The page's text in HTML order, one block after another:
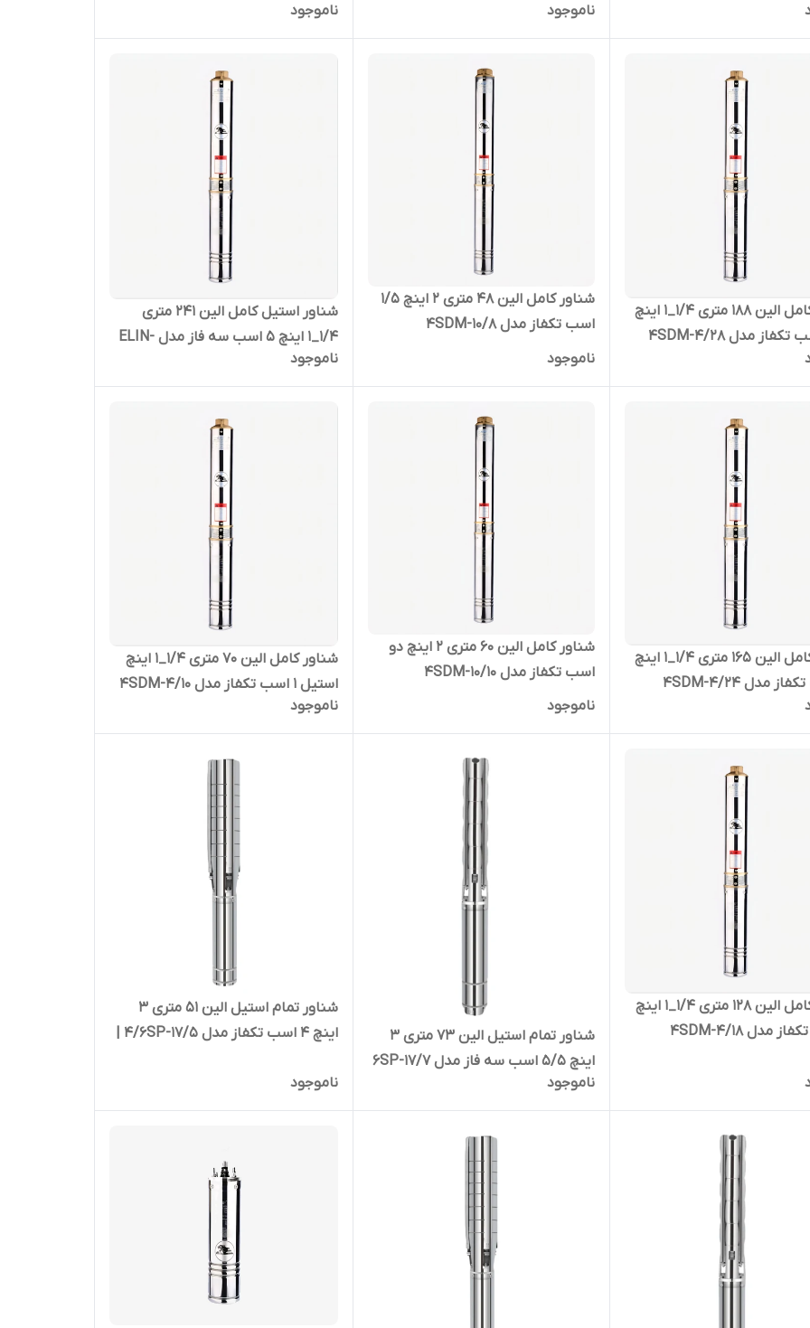
ناموجود
4SD-10/27
ناموجود
شناور کامل الین 188 متری 1/4_1 اینچ
شناور کامل الین 48 متری 2 اینچ 1/5
اسب تکفاز مدل 4SDM-10/8
ناموجود
شناور استیل کامل الین 241 متری
1/4_1 اینچ 5 اسب سه فاز مدل ELIN-
4SDM-4/36
ناموجود
شناور کامل الین 165 متری 1/4_1 اینچ
شناور کامل الین 60 متری 2 اینچ دو
اسب تکفاز مدل 4SDM-10/10
ناموجود
شناور کامل الین 70 متری 1/4_1 اینچ
استیل 1 اسب تکفاز مدل 4SDM-4/10
ناموجود
شناور کامل الین 128 متری 1/4_1 اینچ
شناور تمام استیل الین 73 متری 3
اینچ 5/5 اسب سه فاز مدل 6SP-17/7
ناموجود
شناور تمام استیل الین 51 متری 3
ناموجود